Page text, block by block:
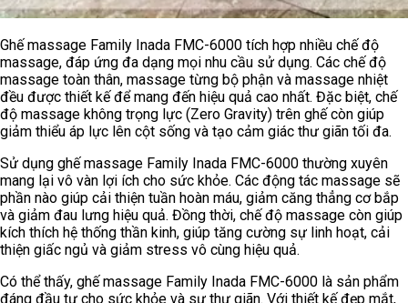
Ghế massage Family Inada FMC-6000 tích hợp nhiều chế độ
massage, đáp ứng đa dạng mọi nhu cầu sử dụng. Các chế độ
massage toàn thân, massage từng bộ phận và massage nhiệt
đều được thiết kế để mang đến hiệu quả cao nhất. Đặc biệt, chế
độ massage không trọng lực (Zero Gravity) trên ghế còn giúp
giảm thiểu áp lực lên cột sống và tạo cảm giác thư giãn tối đa.
Sử dụng ghế massage Family Inada FMC-6000 thường xuyên
mang lại vô vàn lợi ích cho sức khỏe. Các động tác massage sẽ
phần nào giúp cải thiện tuần hoàn máu, giảm căng thẳng cơ bắp
và giảm đau lưng hiệu quả. Đồng thời, chế độ massage còn giúp
kích thích hệ thống thần kinh, giúp tăng cường sự linh hoạt, cải
thiện giấc ngủ và giảm stress vô cùng hiệu quả.
Có thể thấy, ghế massage Family Inada FMC-6000 là sản phẩm
đáng đầu tư cho sức khỏe và sự thư giãn. Với thiết kế đẹp mắt,